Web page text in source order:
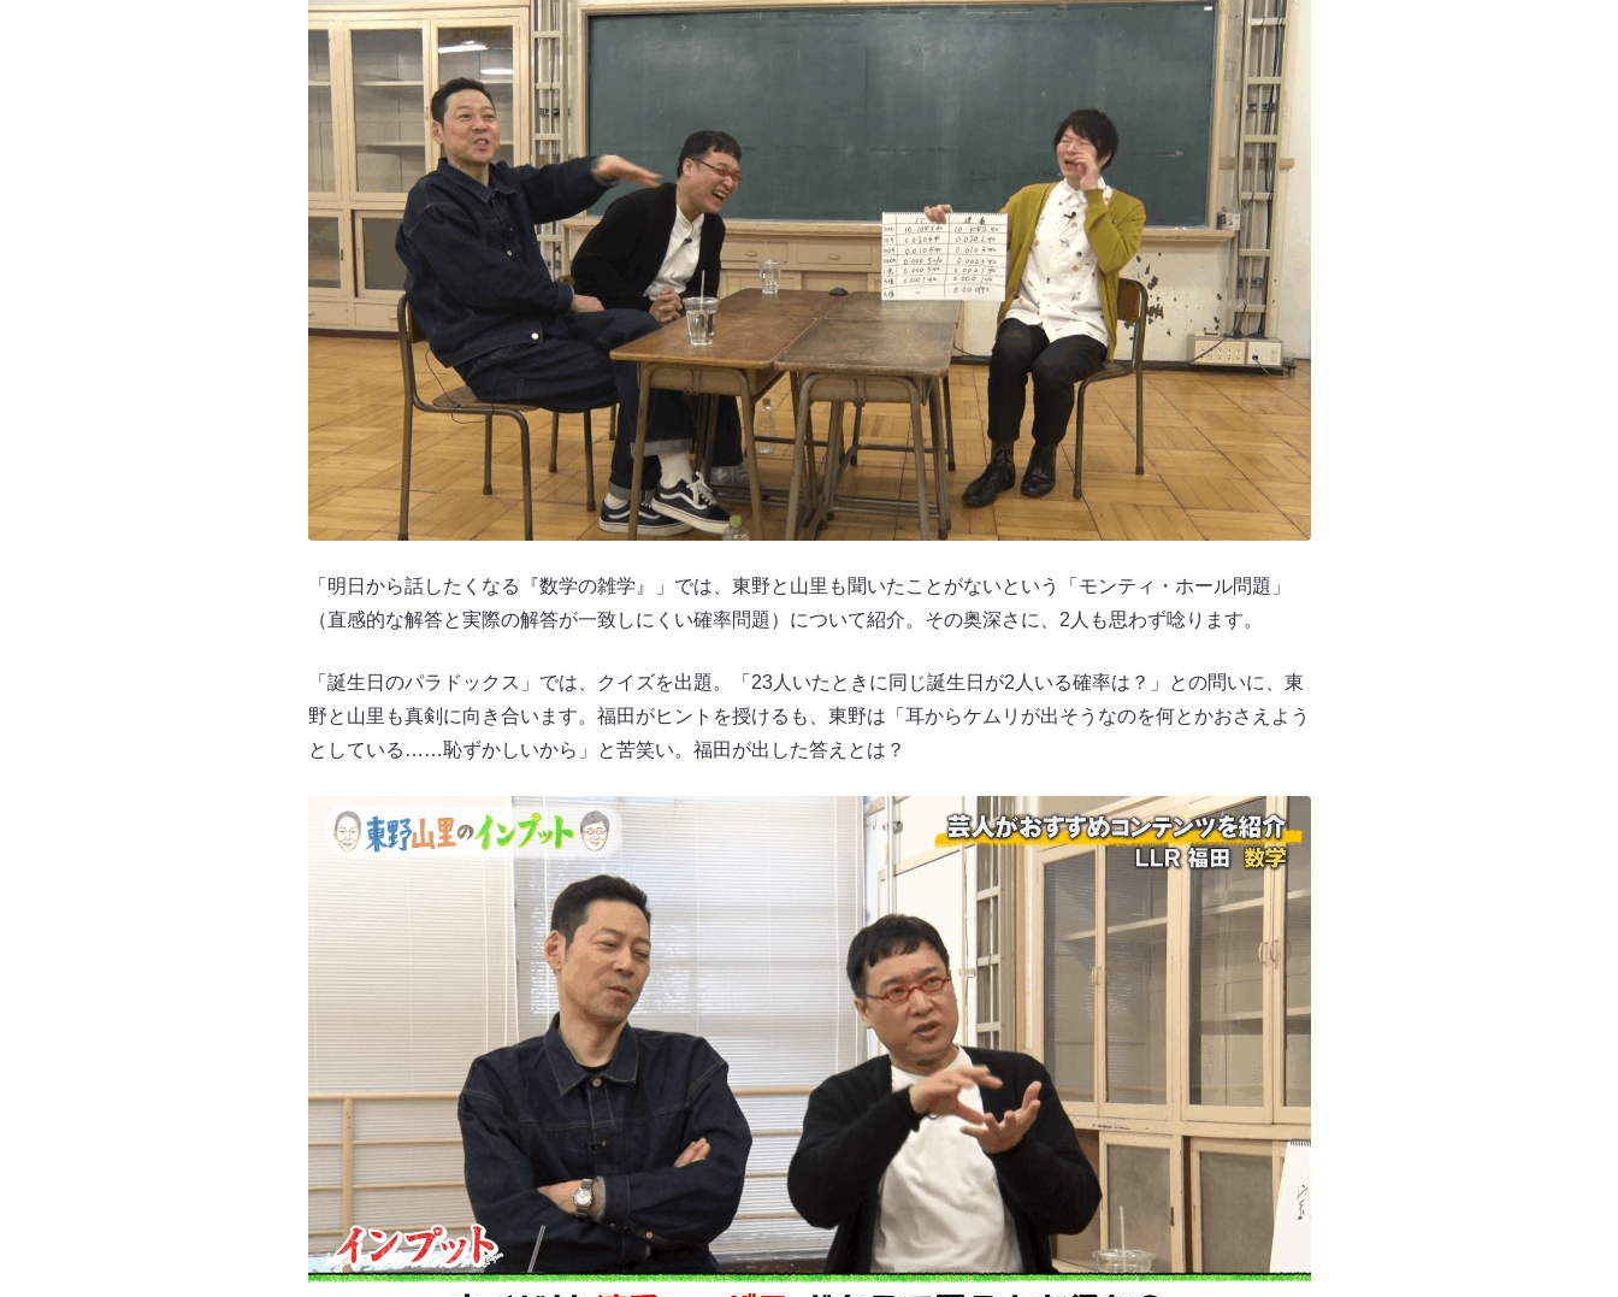
「明日から話したくなる『数学の雑学』」では、東野と山里も聞いたことがないという「モンティ・ホール問題」
（直感的な解答と実際の解答が一致しにくい確率問題）について紹介。その奥深さに、2人も思わず唸ります。
「誕生日のパラドックス」では、クイズを出題。「23人いたときに同じ誕生日が2人いる確率は？」との問いに、東
野と山里も真剣に向き合います。福田がヒントを授けるも、東野は「耳からケムリが出そうなのを何とかおさえよう
としている……恥ずかしいから」と苦笑い。福田が出した答えとは？